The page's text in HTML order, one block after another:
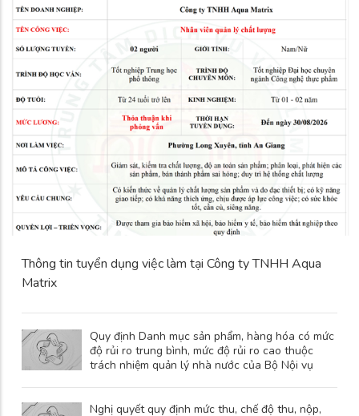
Thông tin tuyển dụng việc làm tại Công ty TNHH Aqua
Matrix
Quy định Danh mục sản phẩm, hàng hóa có mức
độ rủi ro trung bình, mức độ rủi ro cao thuộc
trách nhiệm quản lý nhà nước của Bộ Nội vụ
Nghị quyết quy định mức thu, chế độ thu, nộp,